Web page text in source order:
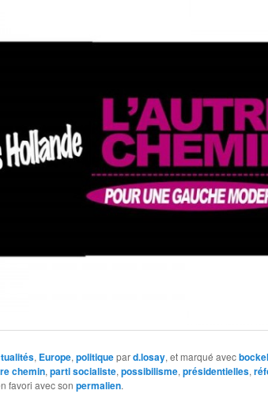
, Europe, politiquepard.losay, et marqué avecbockel
chemin, parti socialiste, possibilisme, présidentielles,
favori avec son permalien.